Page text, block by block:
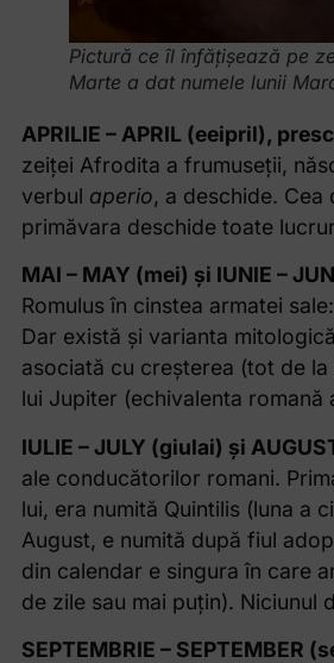
Pictură ce îl înfățișează pe
Marte a dat numele lunii
APRILIE – APRIL (eeipril),
zeiței Afrodita a frumuseții,
verbul aperio, a deschide.
primăvara deschide toate
MAI – MAY (mei) și IUNIE –
Romulus în cinstea armatei sale:
Dar există și varianta
asociată cu creșterea (tot de
lui Jupiter (echivalenta romană
IULIE – JULY (giulai) și
ale conducătorilor romani.
lui, era numită Quintilis (luna a
August, e numită după fiul
din calendar e singura în care
de zile sau mai puțin). Niciunul
SEPTEMBRIE – SEPTEMBER